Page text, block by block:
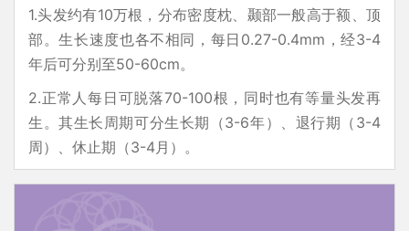
1.头发约有10万根，分布密度枕、颞部一般高于额、顶
部。生长速度也各不相同，每日0.27-0.4mm，经3-4
年后可分别至50-60cm。
2.正常人每日可脱落70-100根，同时也有等量头发再
生。其生长周期可分生长期（3-6年）、退行期（3-4
周）、休止期（3-4月）。